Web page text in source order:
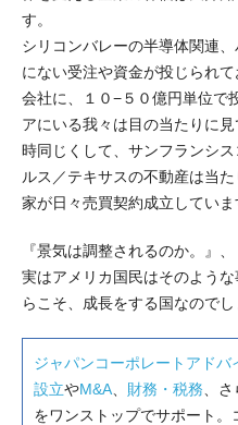
す。
シリコンバレーの半導体関連
にない受注や資金が投じられ
会社に、１０−５０億円単位で
アにいる我々は目の当たりに見
時同じくして、サンフランシ
ルス／テキサスの不動産は当
家が日々売買契約成立していま
『景気は調整されるのか。』
実はアメリカ国民はそのよう
らこそ、成長をする国なのでし
ジャパンコーポレートアドバ
設立やM&A 財務・税務 、
をワンストップでサポート。